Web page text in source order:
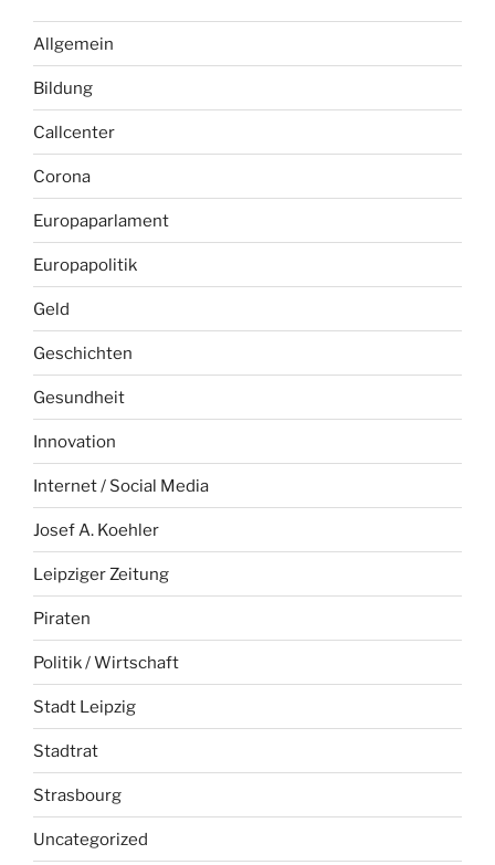
Allgemein
Bildung
Callcenter
Corona
Europaparlament
Europapolitik
Geld
Geschichten
Gesundheit
Innovation
Internet / Social Media
Josef A. Koehler
Leipziger Zeitung
Piraten
Politik / Wirtschaft
Stadt Leipzig
Stadtrat
Strasbourg
Uncategorized